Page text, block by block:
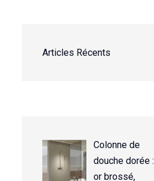
Articles Récents
Colonne de
douche dorée :
or brossé,